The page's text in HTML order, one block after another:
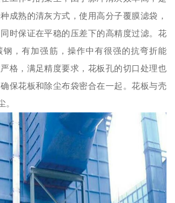
成熟的清灰方式，使用高分子覆膜滤袋，
时保证在平稳的压差下的高精度过滤。花
钢，有加强筋，操作中有很强的抗弯折能
格，满足精度要求，花板孔的切口处理也
保花板和除尘布袋密合在一起。花板与壳
。